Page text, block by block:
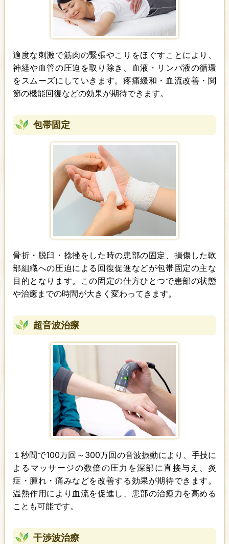
適度な刺激で筋肉の緊張やこりをほぐすことにより、
神経や血管の圧迫を取り除き、血液・リンパ液の循環
をスムーズにしていきます。疼痛緩和・血流改善・関
節の機能回復などの効果が期待できます。
包帯固定
骨折・脱臼・捻挫をした時の患部の固定、損傷した軟
部組織への圧迫による回復促進などが包帯固定の主な
目的となります。この固定の仕方ひとつで患部の状態
や治癒までの時間が大きく変わってきます。
超音波治療
１秒間で100万回～300万回の音波振動により、手技に
よるマッサージの数倍の圧力を深部に直接与え、炎
症・腫れ・痛みなどを改善する効果が期待できます。
温熱作用により血流を促進し、患部の治癒力を高める
ことも可能です。
干渉波治療